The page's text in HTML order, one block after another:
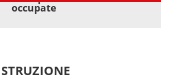
occupate